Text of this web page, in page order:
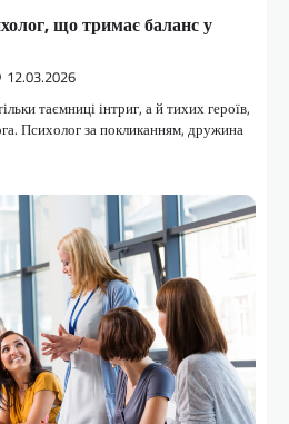
що тримає баланс у
12.03.2026
таємниці інтриг, а й тихих героїв,
Психолог за покликанням, дружина